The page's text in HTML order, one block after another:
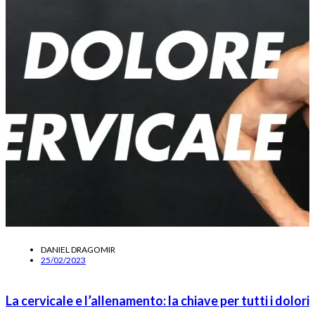
DANIEL DRAGOMIR
25/02/2023
La cervicale e l’allenamento: la chiave per tutti i dolori